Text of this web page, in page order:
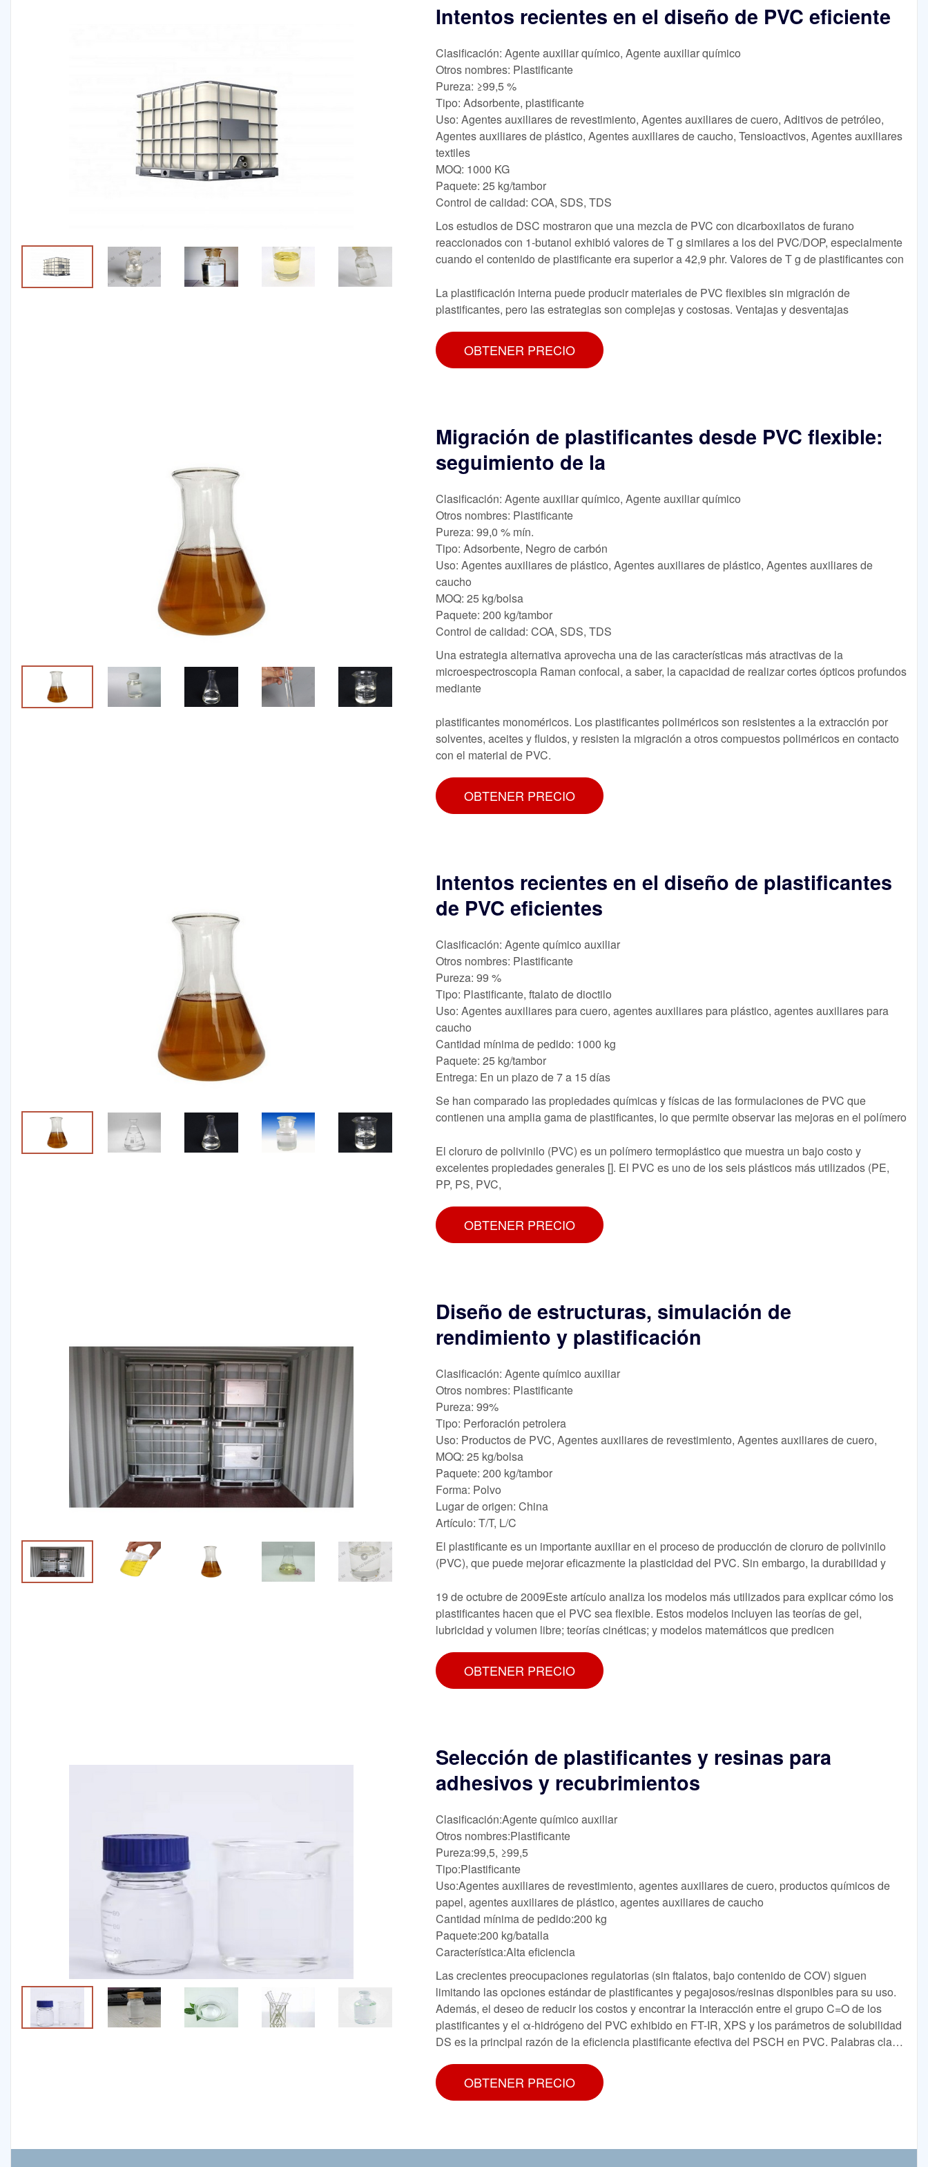
Intentos recientes en el diseño de PVC eficiente
Clasificación: Agente auxiliar químico, Agente auxiliar químico
Otros nombres: Plastificante
Pureza: ≥99,5 %
Tipo: Adsorbente, plastificante
Uso: Agentes auxiliares de revestimiento, Agentes auxiliares de cuero, Aditivos de petróleo,
Agentes auxiliares de plástico, Agentes auxiliares de caucho, Tensioactivos, Agentes auxiliares
textiles
MOQ: 1000 KG
Paquete: 25 kg/tambor
Control de calidad: COA, SDS, TDS
Los estudios de DSC mostraron que una mezcla de PVC con dicarboxilatos de furano
reaccionados con 1-butanol exhibió valores de T g similares a los del PVC/DOP, especialmente
cuando el contenido de plastificante era superior a 42,9 phr. Valores de T g de plastificantes con
La plastificación interna puede producir materiales de PVC flexibles sin migración de
plastificantes, pero las estrategias son complejas y costosas. Ventajas y desventajas
OBTENER PRECIO
Migración de plastificantes desde PVC flexible:
seguimiento de la
Clasificación: Agente auxiliar químico, Agente auxiliar químico
Otros nombres: Plastificante
Pureza: 99,0 % mín.
Tipo: Adsorbente, Negro de carbón
Uso: Agentes auxiliares de plástico, Agentes auxiliares de plástico, Agentes auxiliares de
caucho
MOQ: 25 kg/bolsa
Paquete: 200 kg/tambor
Control de calidad: COA, SDS, TDS
Una estrategia alternativa aprovecha una de las características más atractivas de la
microespectroscopia Raman confocal, a saber, la capacidad de realizar cortes ópticos profundos
mediante
plastificantes monoméricos. Los plastificantes poliméricos son resistentes a la extracción por
solventes, aceites y fluidos, y resisten la migración a otros compuestos poliméricos en contacto
con el material de PVC.
OBTENER PRECIO
Intentos recientes en el diseño de plastificantes
de PVC eficientes
Clasificación: Agente químico auxiliar
Otros nombres: Plastificante
Pureza: 99 %
Tipo: Plastificante, ftalato de dioctilo
Uso: Agentes auxiliares para cuero, agentes auxiliares para plástico, agentes auxiliares para
caucho
Cantidad mínima de pedido: 1000 kg
Paquete: 25 kg/tambor
Entrega: En un plazo de 7 a 15 días
Se han comparado las propiedades químicas y físicas de las formulaciones de PVC que
contienen una amplia gama de plastificantes, lo que permite observar las mejoras en el polímero
El cloruro de polivinilo (PVC) es un polímero termoplástico que muestra un bajo costo y
excelentes propiedades generales []. El PVC es uno de los seis plásticos más utilizados (PE,
PP, PS, PVC,
OBTENER PRECIO
Diseño de estructuras, simulación de
rendimiento y plastificación
Clasificación: Agente químico auxiliar
Otros nombres: Plastificante
Pureza: 99%
Tipo: Perforación petrolera
Uso: Productos de PVC, Agentes auxiliares de revestimiento, Agentes auxiliares de cuero,
MOQ: 25 kg/bolsa
Paquete: 200 kg/tambor
Forma: Polvo
Lugar de origen: China
Artículo: T/T, L/C
El plastificante es un importante auxiliar en el proceso de producción de cloruro de polivinilo
(PVC), que puede mejorar eficazmente la plasticidad del PVC. Sin embargo, la durabilidad y
19 de octubre de 2009Este artículo analiza los modelos más utilizados para explicar cómo los
plastificantes hacen que el PVC sea flexible. Estos modelos incluyen las teorías de gel,
lubricidad y volumen libre; teorías cinéticas; y modelos matemáticos que predicen
OBTENER PRECIO
Selección de plastificantes y resinas para
adhesivos y recubrimientos
Clasificación:Agente químico auxiliar
Otros nombres:Plastificante
Pureza:99,5, ≥99,5
Tipo:Plastificante
Uso:Agentes auxiliares de revestimiento, agentes auxiliares de cuero, productos químicos de
papel, agentes auxiliares de plástico, agentes auxiliares de caucho
Cantidad mínima de pedido:200 kg
Paquete:200 kg/batalla
Característica:Alta eficiencia
Las crecientes preocupaciones regulatorias (sin ftalatos, bajo contenido de COV) siguen
limitando las opciones estándar de plastificantes y pegajosos/resinas disponibles para su uso.
Además, el deseo de reducir los costos y encontrar la interacción entre el grupo C=O de los
plastificantes y el α-hidrógeno del PVC exhibido en FT-IR, XPS y los parámetros de solubilidad
DS es la principal razón de la eficiencia plastificante efectiva del PSCH en PVC. Palabras clave
Introducción El poli(cloruro de vinilo) (PVC) es uno de los materiales de fabricación más útiles.
OBTENER PRECIO